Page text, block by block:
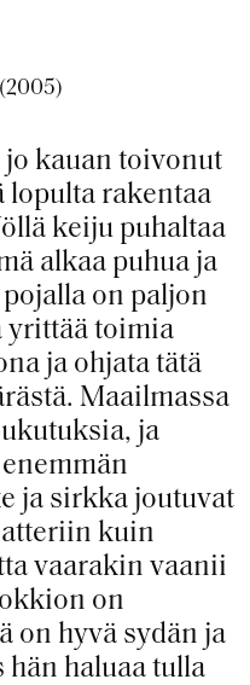
jo kauan toivonut
lopulta rakentaa
keiju puhaltaa
alkaa puhua ja
on paljon
yrittää toimia
ja ohjata tätä
Maailmassa
ja
ja sirkka joutuvat
kuin
vaarakin vaanii
on
on hyvä sydän ja
hän haluaa tulla